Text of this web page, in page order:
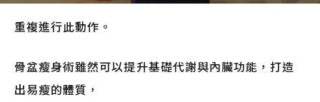
重複進行此動作。
骨盆瘦身術雖然可以提升基礎代謝與內臟功能，打造
出易瘦的體質，